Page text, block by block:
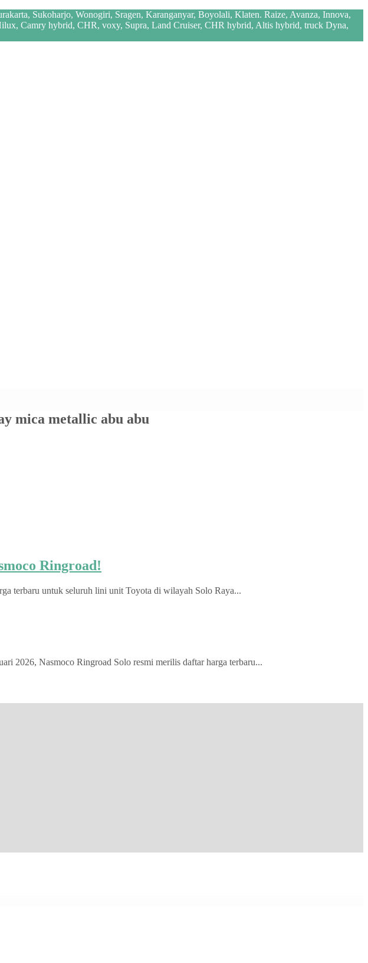
Sukoharjo, Wonogiri, Sragen, Karanganyar, Boyolali, Klaten. Raize, Avanza, Innova,
Camry hybrid, CHR, voxy, Supra, Land Cruiser, CHR hybrid, Altis hybrid, truck Dyna,
mica metallic abu abu
Ringroad!
terbaru untuk seluruh lini unit Toyota di wilayah Solo Raya...
2026, Nasmoco Ringroad Solo resmi merilis daftar harga terbaru...